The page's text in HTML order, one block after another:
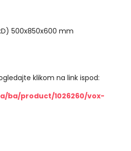
500x850x600 mm
klikom na link ispod:
ba/product/1026260/vox-